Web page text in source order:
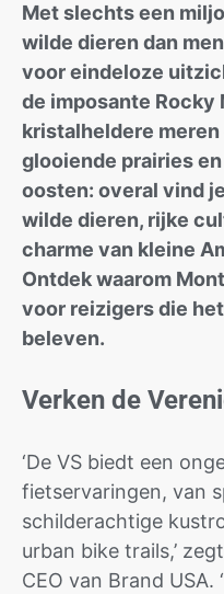
Met slechts een
wilde dieren dan
voor eindeloze
de imposante Rocky
kristalheldere
glooiende prairies
oosten: overal vind
wilde dieren, rijke
charme van kleine
Ontdek waarom
voor reizigers die
beleven.
Verken de
‘De VS biedt een
fietservaringen, van
schilderachtige
urban bike trails,’
CEO van Brand